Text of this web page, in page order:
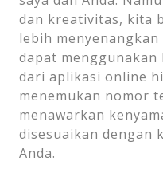
dan kreativitas, kita
lebih
dapat
dari aplikasi online
menemukan nomor
menawarkan
disesuaikan dengan
Anda.